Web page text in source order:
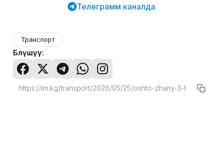
Телеграмм каналда
Транспорт
Бөлүшүү: